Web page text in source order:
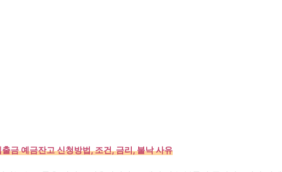
금 예금잔고 신청방법, 조건, 금리, 불낙 사유